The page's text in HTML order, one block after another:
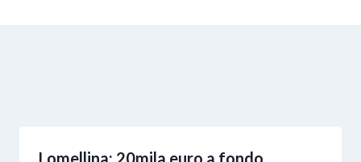
Lomellina: 20mila euro a fondo